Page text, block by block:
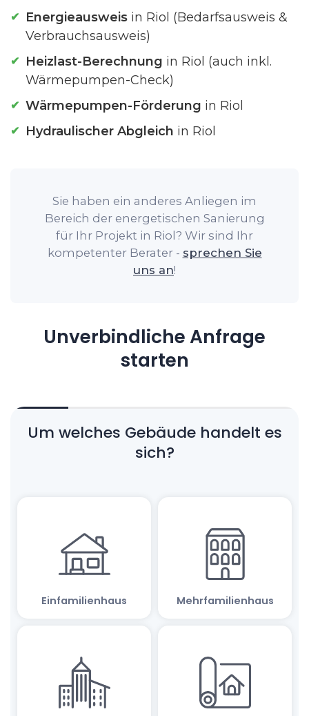
Energieausweis in Riol (Bedarfsausweis &
Verbrauchsausweis)
Heizlast-Berechnung in Riol (auch inkl.
Wärmepumpen-Check)
Wärmepumpen-Förderung in Riol
Hydraulischer Abgleich in Riol
Sie haben ein anderes Anliegen im
Bereich der energetischen Sanierung
für Ihr Projekt in Riol? Wir sind Ihr
kompetenter Berater - sprechen Sie
uns an!
Unverbindliche Anfrage
starten